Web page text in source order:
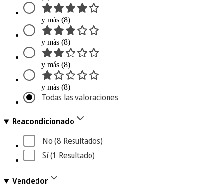
y más (8)
y más (8)
y más (8)
y más (8)
Todas las valoraciones
Reacondicionado
No (8 Resultados)
Sí (1 Resultado)
Vendedor